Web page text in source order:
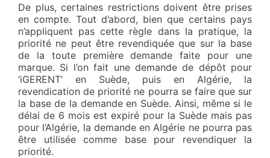
De plus, certaines restrictions doivent être prises
en compte. Tout d’abord, bien que certains pays
n’appliquent pas cette règle dans la pratique, la
priorité ne peut être revendiquée que sur la base
de la toute première demande faite pour une
marque. Si l’on fait une demande de dépôt pour
‘iGERENT’ en Suède, puis en Algérie, la
revendication de priorité ne pourra se faire que sur
la base de la demande en Suède. Ainsi, même si le
délai de 6 mois est expiré pour la Suède mais pas
pour l’Algérie, la demande en Algérie ne pourra pas
être utilisée comme base pour revendiquer la
priorité.